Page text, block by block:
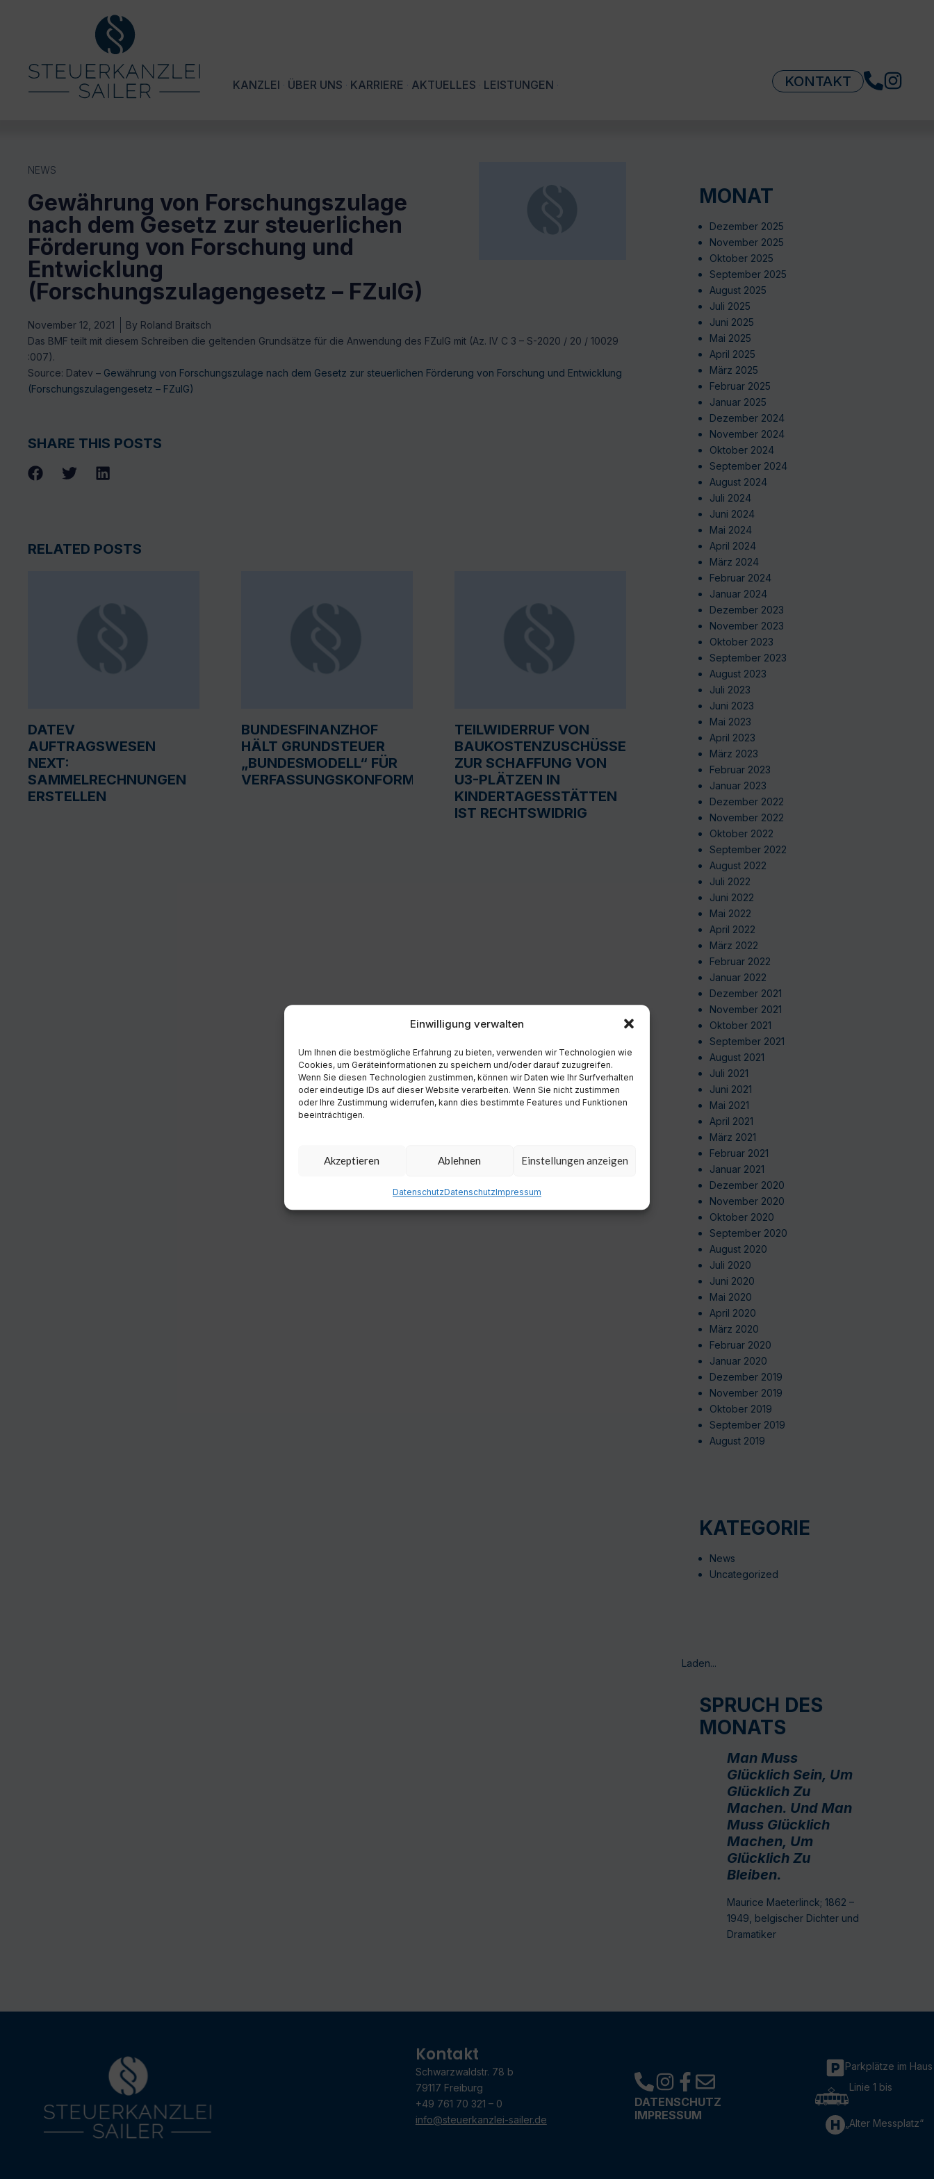
Einwilligung verwalten
Um Ihnen die bestmögliche Erfahrung zu bieten, verwenden wir Technologien wie
Cookies, um Geräteinformationen zu speichern und/oder darauf zuzugreifen.
Wenn Sie diesen Technologien zustimmen, können wir Daten wie Ihr Surfverhalten
oder eindeutige IDs auf dieser Website verarbeiten. Wenn Sie nicht zustimmen
oder Ihre Zustimmung widerrufen, kann dies bestimmte Features und Funktionen
beeinträchtigen.
Akzeptieren Ablehnen Einstellungen anzeigen
DatenschutzDatenschutzImpressum
KANZLEI ÜBER UNS KARRIERE AKTUELLES LEISTUNGEN KONTAKT
NEWS
Gewährung von Forschungszulage
nach dem Gesetz zur steuerlichen
Förderung von Forschung und
Entwicklung
(Forschungszulagengesetz – FZulG)
November 12, 2021 By Roland Braitsch
Das BMF teilt mit diesem Schreiben die geltenden Grundsätze für die Anwendung des FZulG mit (Az. IV C 3 – S-2020 / 20 / 10029
:007).
Source: Datev – Gewährung von Forschungszulage nach dem Gesetz zur steuerlichen Förderung von Forschung und Entwicklung
(Forschungszulagengesetz – FZulG)
SHARE THIS POSTS
RELATED POSTS
DATEV
AUFTRAGSWESEN
NEXT:
SAMMELRECHNUNGEN
ERSTELLEN
BUNDESFINANZHOF
HÄLT GRUNDSTEUER
„BUNDESMODELL“ FÜR
VERFASSUNGSKONFORM
TEILWIDERRUF VON
BAUKOSTENZUSCHÜSSEN
ZUR SCHAFFUNG VON
U3-PLÄTZEN IN
KINDERTAGESSTÄTTEN
IST RECHTSWIDRIG
MONAT
Dezember 2025
November 2025
Oktober 2025
September 2025
August 2025
Juli 2025
Juni 2025
Mai 2025
April 2025
März 2025
Februar 2025
Januar 2025
Dezember 2024
November 2024
Oktober 2024
September 2024
August 2024
Juli 2024
Juni 2024
Mai 2024
April 2024
März 2024
Februar 2024
Januar 2024
Dezember 2023
November 2023
Oktober 2023
September 2023
August 2023
Juli 2023
Juni 2023
Mai 2023
April 2023
März 2023
Februar 2023
Januar 2023
Dezember 2022
November 2022
Oktober 2022
September 2022
August 2022
Juli 2022
Juni 2022
Mai 2022
April 2022
März 2022
Februar 2022
Januar 2022
Dezember 2021
November 2021
Oktober 2021
September 2021
August 2021
Juli 2021
Juni 2021
Mai 2021
April 2021
März 2021
Februar 2021
Januar 2021
Dezember 2020
November 2020
Oktober 2020
September 2020
August 2020
Juli 2020
Juni 2020
Mai 2020
April 2020
März 2020
Februar 2020
Januar 2020
Dezember 2019
November 2019
Oktober 2019
September 2019
August 2019
KATEGORIE
News
Uncategorized
Laden...
SPRUCH DES
MONATS
Man Muss
Glücklich Sein, Um
Glücklich Zu
Machen. Und Man
Muss Glücklich
Machen, Um
Glücklich Zu
Bleiben.
Maurice Maeterlinck; 1862 –
1949, belgischer Dichter und
Dramatiker
Kontakt
Schwarzwaldstr. 78 b
79117 Freiburg
+49 761 70 321 – 0
info@steuerkanzlei-sailer.de
DATENSCHUTZ
IMPRESSUM
Parkplätze im Haus
Linie 1 bis
„Alter Messplatz“